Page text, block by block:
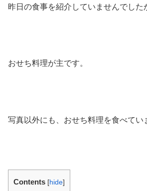
昨日の食事を紹介していませんでした
おせち料理が主です。
写真以外にも、おせち料理を食べてい
Contents [hide]